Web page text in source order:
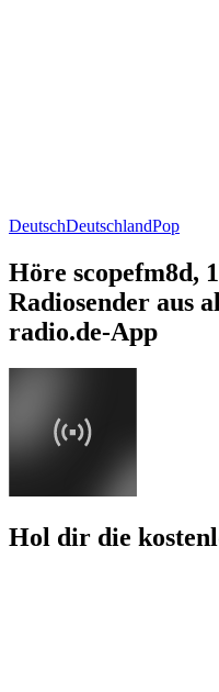
DeutschDeutschlandPop
Höre scopefm8d,
Radiosender aus
radio.de-App
Hol dir die